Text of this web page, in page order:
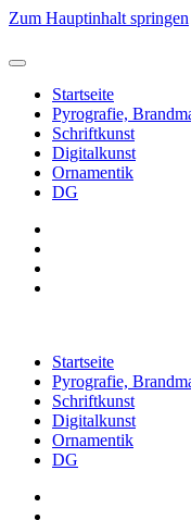
Zum Hauptinhalt springen
Startseite
Pyrografie,
Schriftkunst
Digitalkunst
Ornamentik
DG
Startseite
Pyrografie,
Schriftkunst
Digitalkunst
Ornamentik
DG